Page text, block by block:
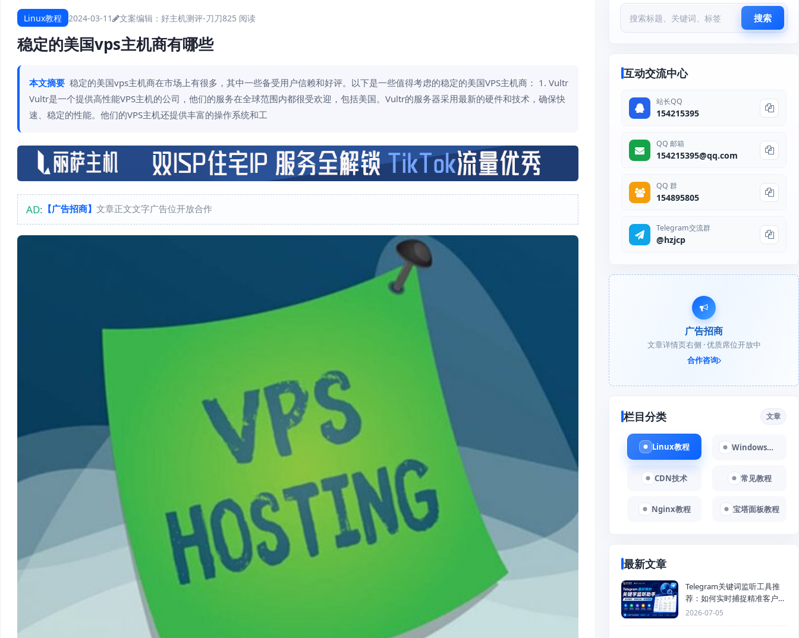
Linux教程 2024-03-11 文案编辑：好主机测评-刀刀825 阅读
稳定的美国vps主机商有哪些
本文摘要 稳定的美国vps主机商在市场上有很多，其中一些备受用户信赖和好评。以下是一些值得考虑的稳定的美国VPS主机商： 1. Vultr
Vultr是一个提供高性能VPS主机的公司，他们的服务在全球范围内都很受欢迎，包括美国。Vultr的服务器采用最新的硬件和技术，确保快
速、稳定的性能。他们的VPS主机还提供丰富的操作系统和工
AD: 【广告招商】 文章正文文字广告位开放合作
搜索
互动交流中心
站长QQ
154215395
QQ 邮箱
154215395@qq.com
QQ 群
154895805
Telegram交流群
@hzjcp
广告招商
文章详情页右侧 · 优质席位开放中
合作咨询
栏目分类 文章
Linux教程 Windows教程
CDN技术 常见教程
Nginx教程 宝塔面板教程
最新文章
Telegram关键词监听工具推
荐：如何实时捕捉精准客户，
提高获客效率？
2026-07-05